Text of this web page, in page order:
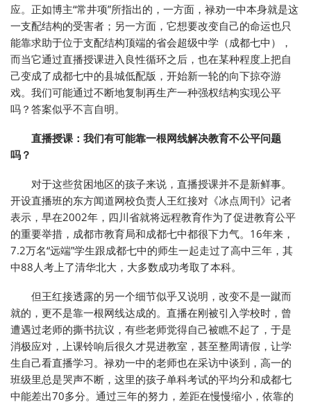
应。正如博主“常井项”所指出的，一方面，禄劝一中本身就是这
一支配结构的受害者；另一方面，它想要改变自己的命运也只
能靠求助于位于支配结构顶端的省会超级中学（成都七中），
而当它通过直播授课进入良性循环之后，也在某种程度上把自
己变成了成都七中的县城低配版，开始新一轮的向下掠夺游
戏。我们可能通过不断地复制再生产一种强权结构实现公平
吗？答案似乎不言自明。
直播授课：我们有可能靠一根网线解决教育不公平问题
吗？
对于这些贫困地区的孩子来说，直播授课并不是新鲜事。
开设直播班的东方闻道网校负责人王红接对《冰点周刊》记者
表示，早在2002年，四川省就将远程教育作为了促进教育公平
的重要举措，成都市教育局和成都七中都很下力气。16年来，
7.2万名“远端”学生跟成都七中的师生一起走过了高中三年，其
中88人考上了清华北大，大多数成功考取了本科。
但王红接透露的另一个细节似乎又说明，改变不是一蹴而
就的，更不是靠一根网线达成的。直播在刚被引入学校时，曾
遭遇过老师的撕书抗议，有些老师觉得自己被瞧不起了，于是
消极应对，上课铃响后很久才晃进教室，甚至整周请假，让学
生自己看直播学习。禄劝一中的老师也在采访中谈到，高一的
班级里总是哭声不断，这里的孩子单科考试的平均分和成都七
中能差出70多分。通过三年的努力，差距在慢慢缩小，依靠的